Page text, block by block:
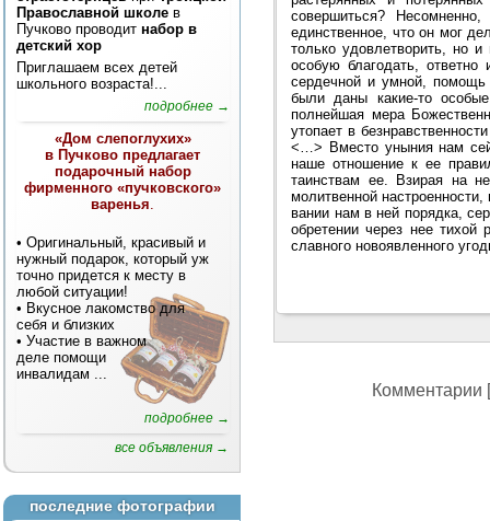
Православной школе в
Пучково проводит набор в
детский хор
Приглашаем всех детей
школьного возраста!...
подробнее →
«Дом слепоглухих»
в Пучково предлагает
подарочный набор
фирменного «пучковского»
варенья.
• Оригинальный, красивый и
нужный подарок, который уж
точно придется к месту в
любой ситуации!
• Вкусное лакомство для
себя и близких
• Участие в важном
деле помощи
инвалидам ...
подробнее →
все объявления →
последние фотографии
совершиться?
единственное, что он мог
только удовлетворить, но
особую благодать,
сердечной и умной, помощь
были даны какие-то
полнейшая мера
утопает в
<…> Вместо уныния нам
наше отношение к ее
таинствам ее. Взирая на
молитвенной
вании нам в ней порядка,
обретении через нее
славного новоявленного
Комментарии